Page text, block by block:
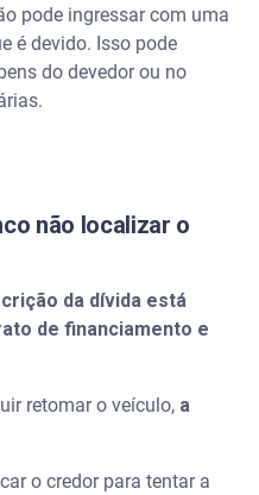
pode ingressar com uma
é devido. Isso pode
do devedor ou no
não localizar o
da dívida está
de financiamento e
retomar o veículo, a
o credor para tentar a